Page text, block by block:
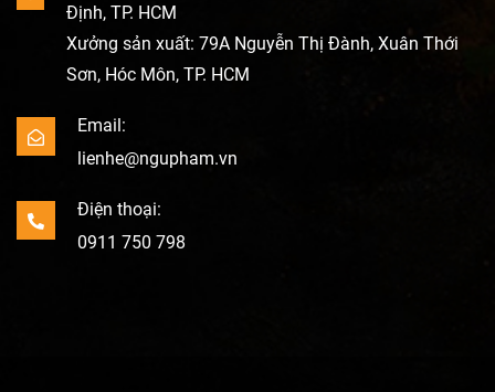
Định, TP. HCM
Xưởng sản xuất: 79A Nguyễn Thị Đành, Xuân Thới
Sơn, Hóc Môn, TP. HCM
Email:
lienhe@ngupham.vn
Điện thoại:
0911 750 798